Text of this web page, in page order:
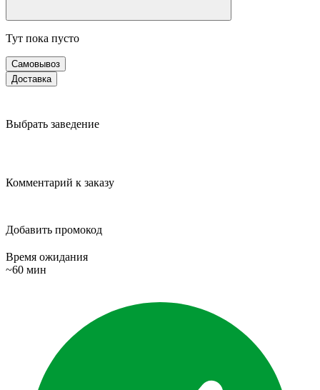
Тут пока пусто
Самовывоз
Доставка
Выбрать заведение
Комментарий к заказу
Добавить промокод
Время ожидания
~60 мин